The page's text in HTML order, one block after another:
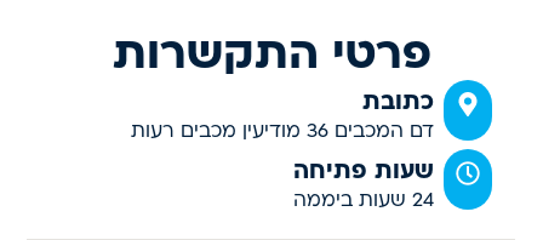
פרטי התקשרות
כתובת
דם המכבים 36 מודיעין מכבים רעות
שעות פתיחה
24 שעות ביממה